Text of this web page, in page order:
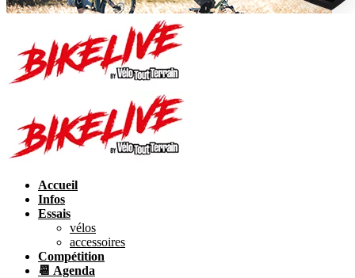
Accueil
Infos
Essais
vélos
accessoires
Compétition
📆 Agenda